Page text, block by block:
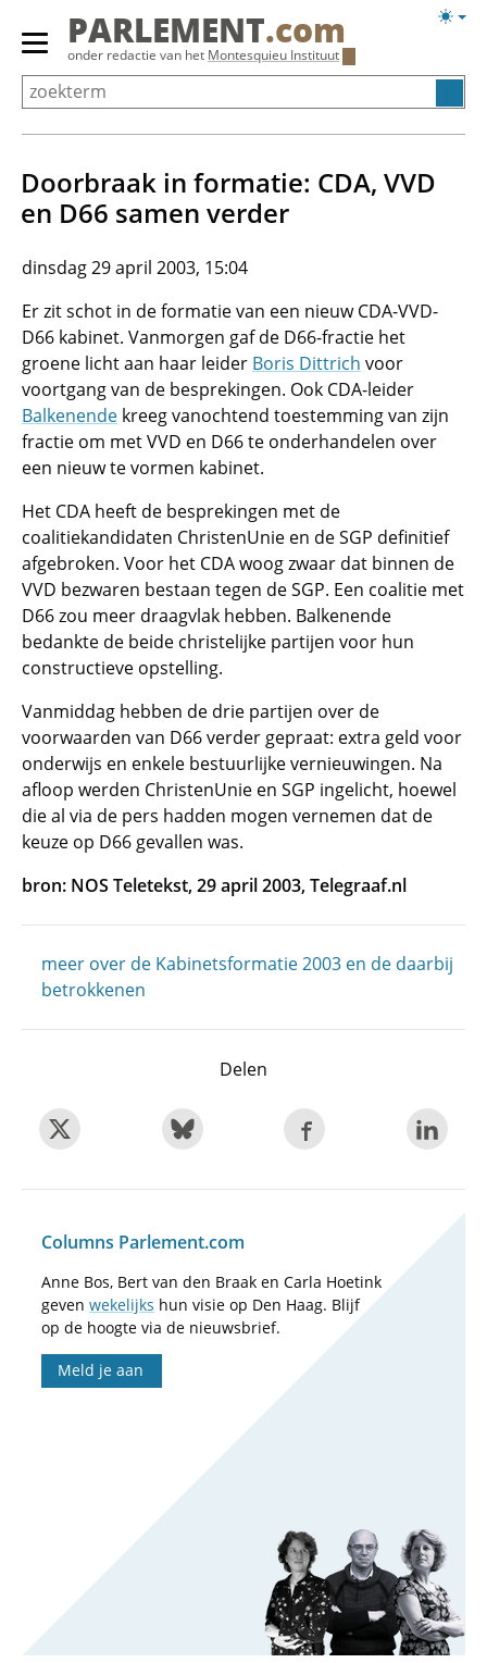
Overslaan
Primair
menu
tonen/verbergen
PARLEMENT.com
onder redactie van het Montesquieu Instituut
Doorbraak in formatie: CDA, VVD
en D66 samen verder
dinsdag 29 april 2003, 15:04
Er zit schot in de formatie van een nieuw CDA-VVD-
D66 kabinet. Vanmorgen gaf de D66-fractie het
groene licht aan haar leider Boris Dittrich voor
voortgang van de besprekingen. Ook CDA-leider
Balkenende kreeg vanochtend toestemming van zijn
fractie om met VVD en D66 te onderhandelen over
een nieuw te vormen kabinet.
Het CDA heeft de besprekingen met de
coalitiekandidaten ChristenUnie en de SGP definitief
afgebroken. Voor het CDA woog zwaar dat binnen de
VVD bezwaren bestaan tegen de SGP. Een coalitie met
D66 zou meer draagvlak hebben. Balkenende
bedankte de beide christelijke partijen voor hun
constructieve opstelling.
Vanmiddag hebben de drie partijen over de
voorwaarden van D66 verder gepraat: extra geld voor
onderwijs en enkele bestuurlijke vernieuwingen. Na
afloop werden ChristenUnie en SGP ingelicht, hoewel
die al via de pers hadden mogen vernemen dat de
keuze op D66 gevallen was.
bron: NOS Teletekst, 29 april 2003, Telegraaf.nl
meer over de Kabinetsformatie 2003 en de daarbij
betrokkenen
Delen
Columns Parlement.com
Anne Bos, Bert van den Braak en Carla Hoetink
geven wekelijks hun visie op Den Haag. Blijf
op de hoogte via de nieuwsbrief.
Meld je aan